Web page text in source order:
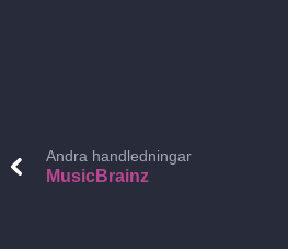
Andra handledningar
MusicBrainz